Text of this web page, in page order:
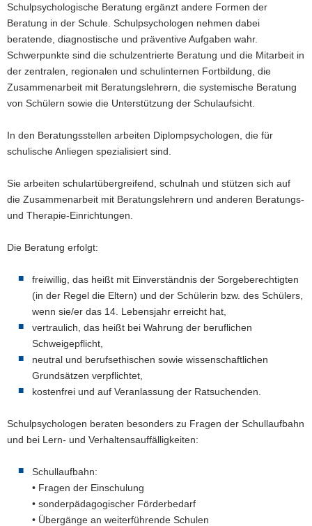
Schulpsychologische Beratung ergänzt andere Formen der
Beratung in der Schule. Schulpsychologen nehmen dabei
beratende, diagnostische und präventive Aufgaben wahr.
Schwerpunkte sind die schulzentrierte Beratung und die Mitarbeit in
der zentralen, regionalen und schulinternen Fortbildung, die
Zusammenarbeit mit Beratungslehrern, die systemische Beratung
von Schülern sowie die Unterstützung der Schulaufsicht.
In den Beratungsstellen arbeiten Diplompsychologen, die für
schulische Anliegen spezialisiert sind.
Sie arbeiten schulartübergreifend, schulnah und stützen sich auf
die Zusammenarbeit mit Beratungslehrern und anderen Beratungs-
und Therapie-Einrichtungen.
Die Beratung erfolgt:
freiwillig, das heißt mit Einverständnis der Sorgeberechtigten
(in der Regel die Eltern) und der Schülerin bzw. des Schülers,
wenn sie/er das 14. Lebensjahr erreicht hat,
vertraulich, das heißt bei Wahrung der beruflichen
Schweigepflicht,
neutral und berufsethischen sowie wissenschaftlichen
Grundsätzen verpflichtet,
kostenfrei und auf Veranlassung der Ratsuchenden.
Schulpsychologen beraten besonders zu Fragen der Schullaufbahn
und bei Lern- und Verhaltensauffälligkeiten:
Schullaufbahn:
• Fragen der Einschulung
• sonderpädagogischer Förderbedarf
• Übergänge an weiterführende Schulen